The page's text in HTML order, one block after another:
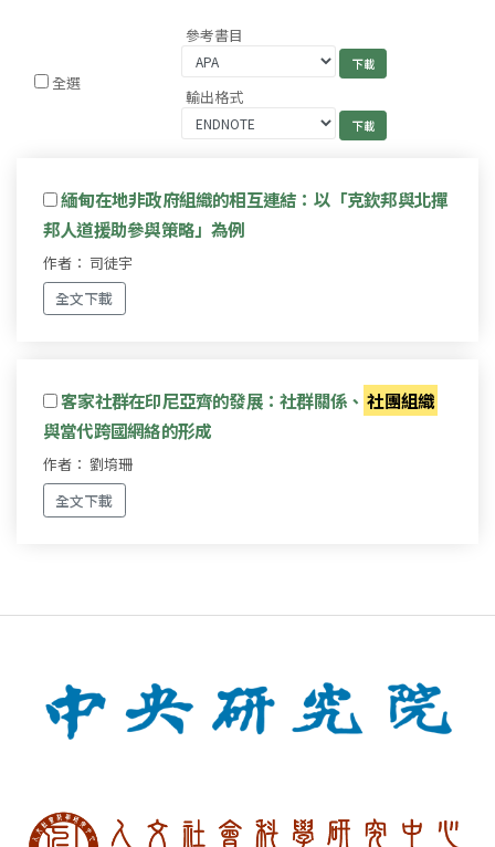
全選
參考書目
輸出格式
緬甸在地非政府組織的相互連結：以「克欽邦與北撣
邦人道援助參與策略」為例
作者： 司徒宇
全文下載
客家社群在印尼亞齊的發展：社群關係、 社團組織
與當代跨國網絡的形成
作者： 劉堉珊
全文下載